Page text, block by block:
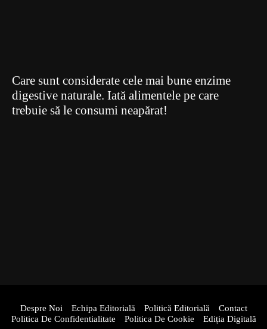
Care sunt considerate cele mai bune enzime
digestive naturale. Iată alimentele pe care
trebuie să le consumi neapărat!
Despre Noi Echipa Editorială Politică Editorială
Contact
Politica De Confidentialitate
Politica De Cookie Ediția Digitală